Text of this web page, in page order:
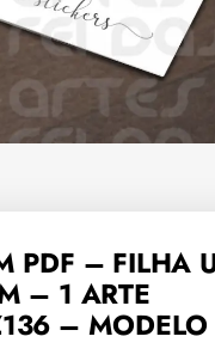
PDF – FILHA
– 1 ARTE
– MODELO